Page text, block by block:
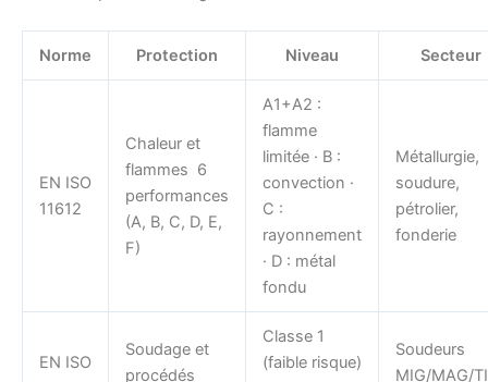
Norme Protection Niveau Secteur
EN ISO
11612
Chaleur et
flammes 6
performances
(A, B, C, D, E,
F)
A1+A2 :
flamme
limitée · B :
convection ·
C :
rayonnement
· D : métal
fondu
Métallurgie,
soudure,
pétrolier,
fonderie
EN ISO
Soudage et
procédés
Classe 1
(faible risque)
Soudeurs
MIG/MAG/